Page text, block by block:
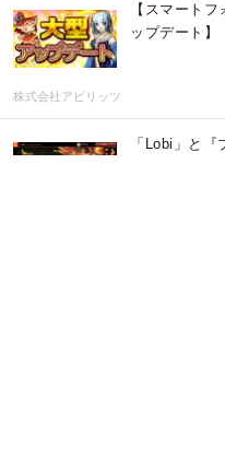
【スマート
ップデート】
株式会社アピリッツ
「Lobi」と